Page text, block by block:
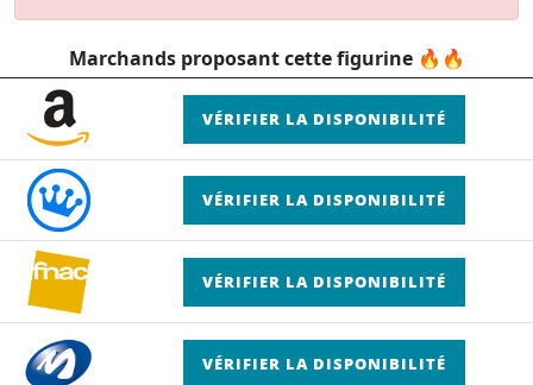
Marchands proposant cette figurine 🔥🔥
VÉRIFIER LA DISPONIBILITÉ
VÉRIFIER LA DISPONIBILITÉ
VÉRIFIER LA DISPONIBILITÉ
VÉRIFIER LA DISPONIBILITÉ